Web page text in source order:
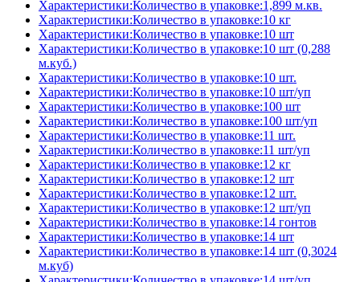
Характеристики:Количество в упаковке:1,899 м.кв.
Характеристики:Количество в упаковке:10 кг
Характеристики:Количество в упаковке:10 шт
Характеристики:Количество в упаковке:10 шт (0,288
м.куб.)
Характеристики:Количество в упаковке:10 шт.
Характеристики:Количество в упаковке:10 шт/уп
Характеристики:Количество в упаковке:100 шт
Характеристики:Количество в упаковке:100 шт/уп
Характеристики:Количество в упаковке:11 шт.
Характеристики:Количество в упаковке:11 шт/уп
Характеристики:Количество в упаковке:12 кг
Характеристики:Количество в упаковке:12 шт
Характеристики:Количество в упаковке:12 шт.
Характеристики:Количество в упаковке:12 шт/уп
Характеристики:Количество в упаковке:14 гонтов
Характеристики:Количество в упаковке:14 шт
Характеристики:Количество в упаковке:14 шт (0,3024
м.куб)